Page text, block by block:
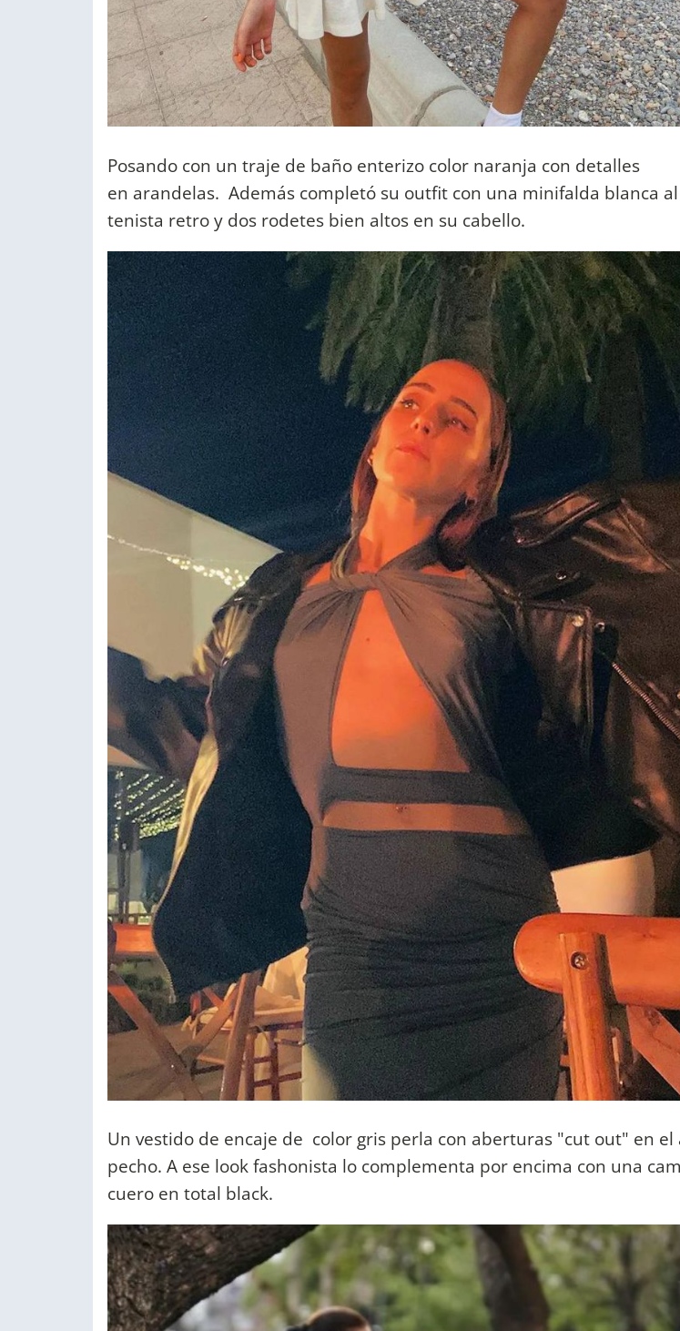
Posando con un traje de baño enterizo color naranja con detalles
en arandelas. Además completó su outfit con una minifalda blanca
tenista retro y dos rodetes bien altos en su cabello.
Un vestido de encaje de color gris perla con aberturas "cut out" en
pecho. A ese look fashonista lo complementa por encima con una
cuero en total black.